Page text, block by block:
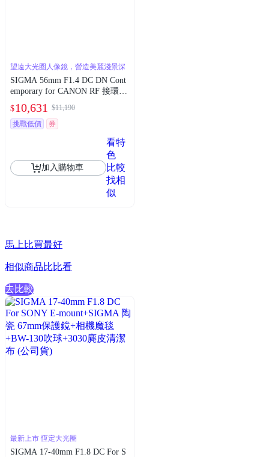
望遠大光圈人像鏡，營造美麗淺景深
SIGMA 56mm F1.4 DC DN Cont
emporary for CANON RF 接環
像鏡 APS-C 無反微單眼專用鏡
頭
$10,631
$11,190
挑戰低價
券
加入購物車
看特
色
比較
找相
似
馬上比買最好
相似商品比比看
去比較
最新上市 恆定大光圈
SIGMA 17-40mm F1.8 DC For S